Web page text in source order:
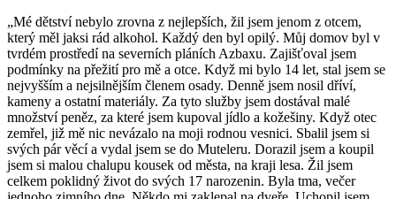
„Mé dětství nebylo zrovna z nejlepších, žil jsem jenom z otcem,
který měl jaksi rád alkohol. Každý den byl opilý. Můj domov byl v
tvrdém prostředí na severních pláních Azbaxu. Zajišťoval jsem
podmínky na přežití pro mě a otce. Když mi bylo 14 let, stal jsem se
nejvyšším a nejsilnějším členem osady. Denně jsem nosil dříví,
kameny a ostatní materiály. Za tyto služby jsem dostával malé
množství peněz, za které jsem kupoval jídlo a kožešiny. Když otec
zemřel, již mě nic nevázalo na moji rodnou vesnici. Sbalil jsem si
svých pár věcí a vydal jsem se do Muteleru. Dorazil jsem a koupil
jsem si malou chalupu kousek od města, na kraji lesa. Žil jsem
celkem poklidný život do svých 17 narozenin. Byla tma, večer